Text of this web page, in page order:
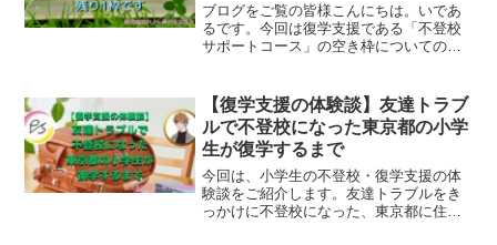
ブログをご覧の皆様こんにちは。いであ
るです。今回は復学支援である「不登校
サポートコース」の空き枠についてのご
【復学支援の体験談】友達トラブ
ルで不登校になった東京都の小学
生が復学するまで
今回は、小学生の不登校・復学支援の体
験談をご紹介します。友達トラブルをき
っかけに不登校になった、東京都に住む